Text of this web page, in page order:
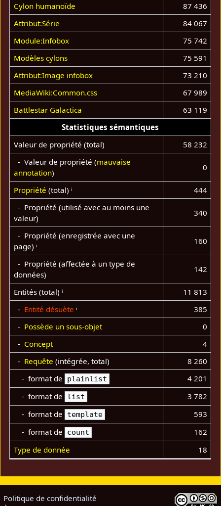
Cylon humanoïde
87 436
Attribut:Série
84 067
Module:Infobox
75 742
Modèles cylons
75 591
Attribut:Image infobox
73 210
MediaWiki:Common.css
67 989
Battlestar Galactica
63 119
Statistiques sémantiques
Valeur de propriété (total)
58 232
- Valeur de propriété (mauvaise
annotation)
0
Propriété (total) ⁱ
444
- Propriété (utilisé avec au moins une
valeur)
340
- Propriété (enregistrée avec une
page) ⁱ
160
- Propriété (affectée à un type de
données)
142
Entités (total) ⁱ
11 813
- Entité désuète ⁱ
385
- Possède un sous-objet
0
- Concept
4
- Requête (intégrée, total)
8 260
- format de
plainlist
4 201
- format de
list
3 782
- format de
template
593
- format de
count
162
Type de donnée
18
Politique de confidentialité